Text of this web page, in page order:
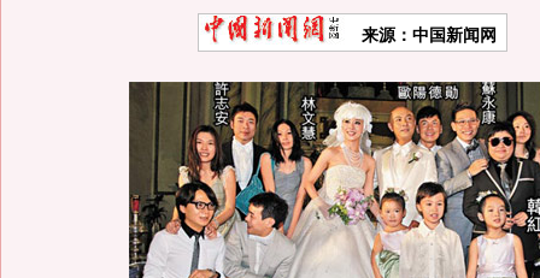
来源：中国新闻网